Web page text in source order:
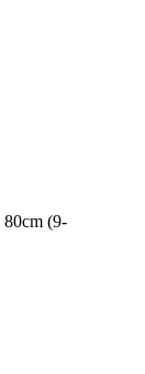
80cm (9-